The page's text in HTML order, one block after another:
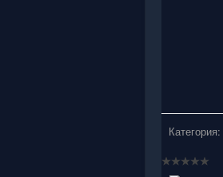
Категория: